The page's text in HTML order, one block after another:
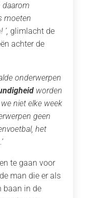
daarom
moeten
glimlacht de
achter de
onderwerpen
worden
niet elke week
geen
het
te gaan voor
man die er als
baan in de